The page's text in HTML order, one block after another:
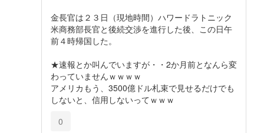
金長官は２３日（現地時間）ハワードラトニック
米商務部長官と後続交渉を進行した後、この日午
前４時帰国した。
★速報とか叫んでいますが・・2か月前となんら変
わっていませんｗｗｗｗ
アメリカもう、3500億ドル札束で見せるだけでも
しないと、信用しないってｗｗｗ
0